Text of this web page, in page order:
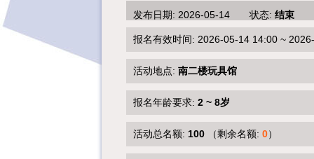
发布日期: 2026-05-14 状态: 结束
报名有效时间: 2026-05-14 14:00 ~
活动地点: 南二楼玩具馆
报名年龄要求: 2 ~ 8岁
活动总名额: 100 （剩余名额: 0）